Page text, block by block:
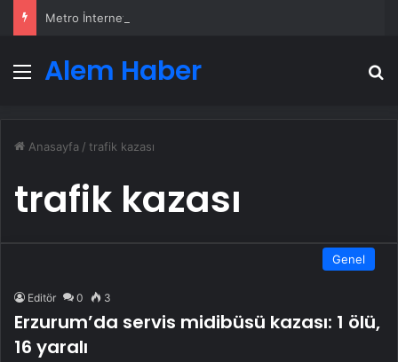
Metro İnternet Nedir ve Nasıl Seçilir
MenüAlem Haber
Anasayfa / trafik kazası
trafik kazası
Genel
Editör 0 3
Erzurum’da servis midibüsü kazası: 1 ölü,
16 yaralı